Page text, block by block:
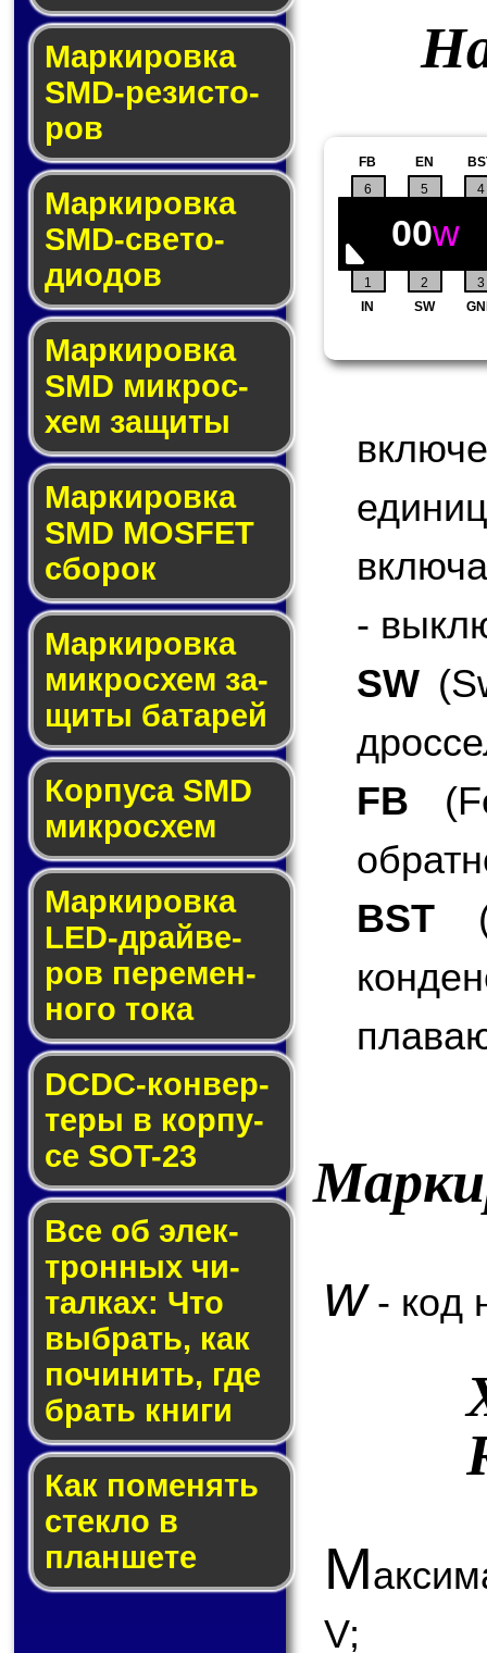
Маркировка
SMD-ре­зис­то­
ров
Маркировка
SMD-све­то­
дио­дов
Мар­ки­ров­ка
SMD мик­рос­
хем защиты
Мар­ки­ров­ка
SMD MOSFET
сбо­рок
Мар­ки­ров­ка
мик­ро­схем за­
щи­ты ба­та­рей
Корпуса SMD
мик­ро­схем
Маркировка
LED-драй­ве­
ров пе­ре­мен­
но­го то­ка
DCDC-кон­вер­
те­ры в кор­пу­
се SOT-23
Все об элек­
трон­ных чи­
тал­ках: Что
выб­рать, как
по­чи­нить, где
брать кни­ги
Как по­ме­нять
стек­ло в
планшете
1 2 3
4
IN SW
EN
5
6
FB
00w
-
SW
FB
BST
w- код
М
V;